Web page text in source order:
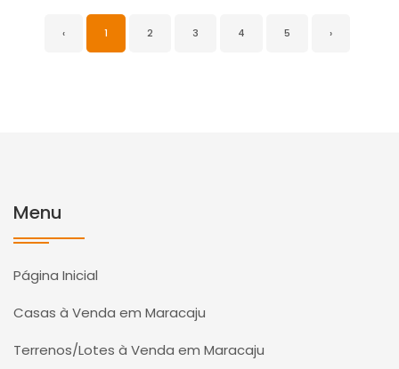
‹ 1 2 3 4 5 ›
Menu
Página Inicial
Casas à Venda em Maracaju
Terrenos/Lotes à Venda em Maracaju